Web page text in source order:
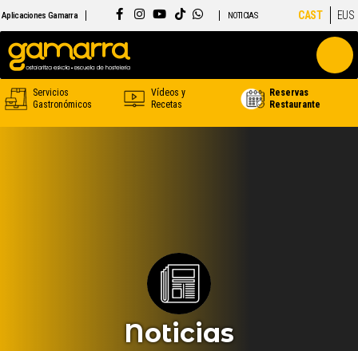
Aplicaciones Gamarra NOTICIAS CAST EUS
Servicios
Gastronómicos
Vídeos y
Recetas
Reservas
Restaurante
Noticias